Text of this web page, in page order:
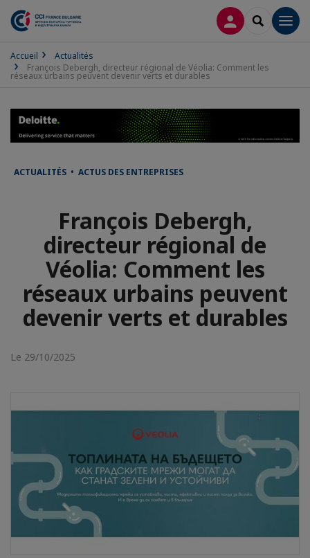
CONNEXION
Accueil
Actualités
François Debergh, directeur régional de Véolia: Comment les
réseaux urbains peuvent devenir verts et durables
ACTUALITÉS • ACTUS DES ENTREPRISES
François Debergh,
directeur régional de
Véolia: Comment les
réseaux urbains peuvent
devenir verts et durables
Le 29/10/2025